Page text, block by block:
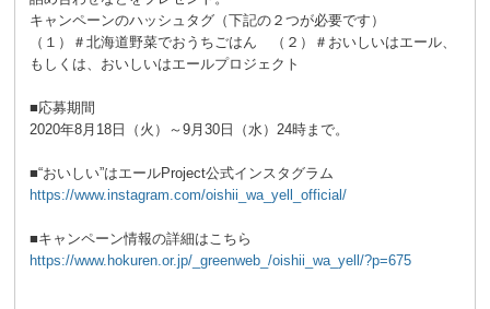
キャンペーンのハッシュタグ（下記の２つが必要です）
（１）＃北海道野菜でおうちごはん （２）＃おいしいはエール、
もしくは、おいしいはエールプロジェクト
■応募期間
2020年8月18日（火）～9月30日（水）24時まで。
■“おいしい”はエールProject公式インスタグラム
https://www.instagram.com/oishii_wa_yell_official/
■キャンペーン情報の詳細はこちら
https://www.hokuren.or.jp/_greenweb_/oishii_wa_yell/?p=675